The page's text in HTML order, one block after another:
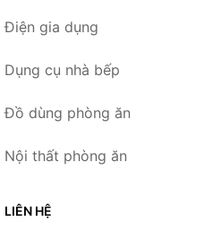
Điện gia dụng
Dụng cụ nhà bếp
Đồ dùng phòng ăn
Nội thất phòng ăn
LIÊN HỆ